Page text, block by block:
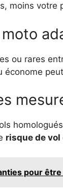
moins votre
ou rares
économe
risque de vol
pour